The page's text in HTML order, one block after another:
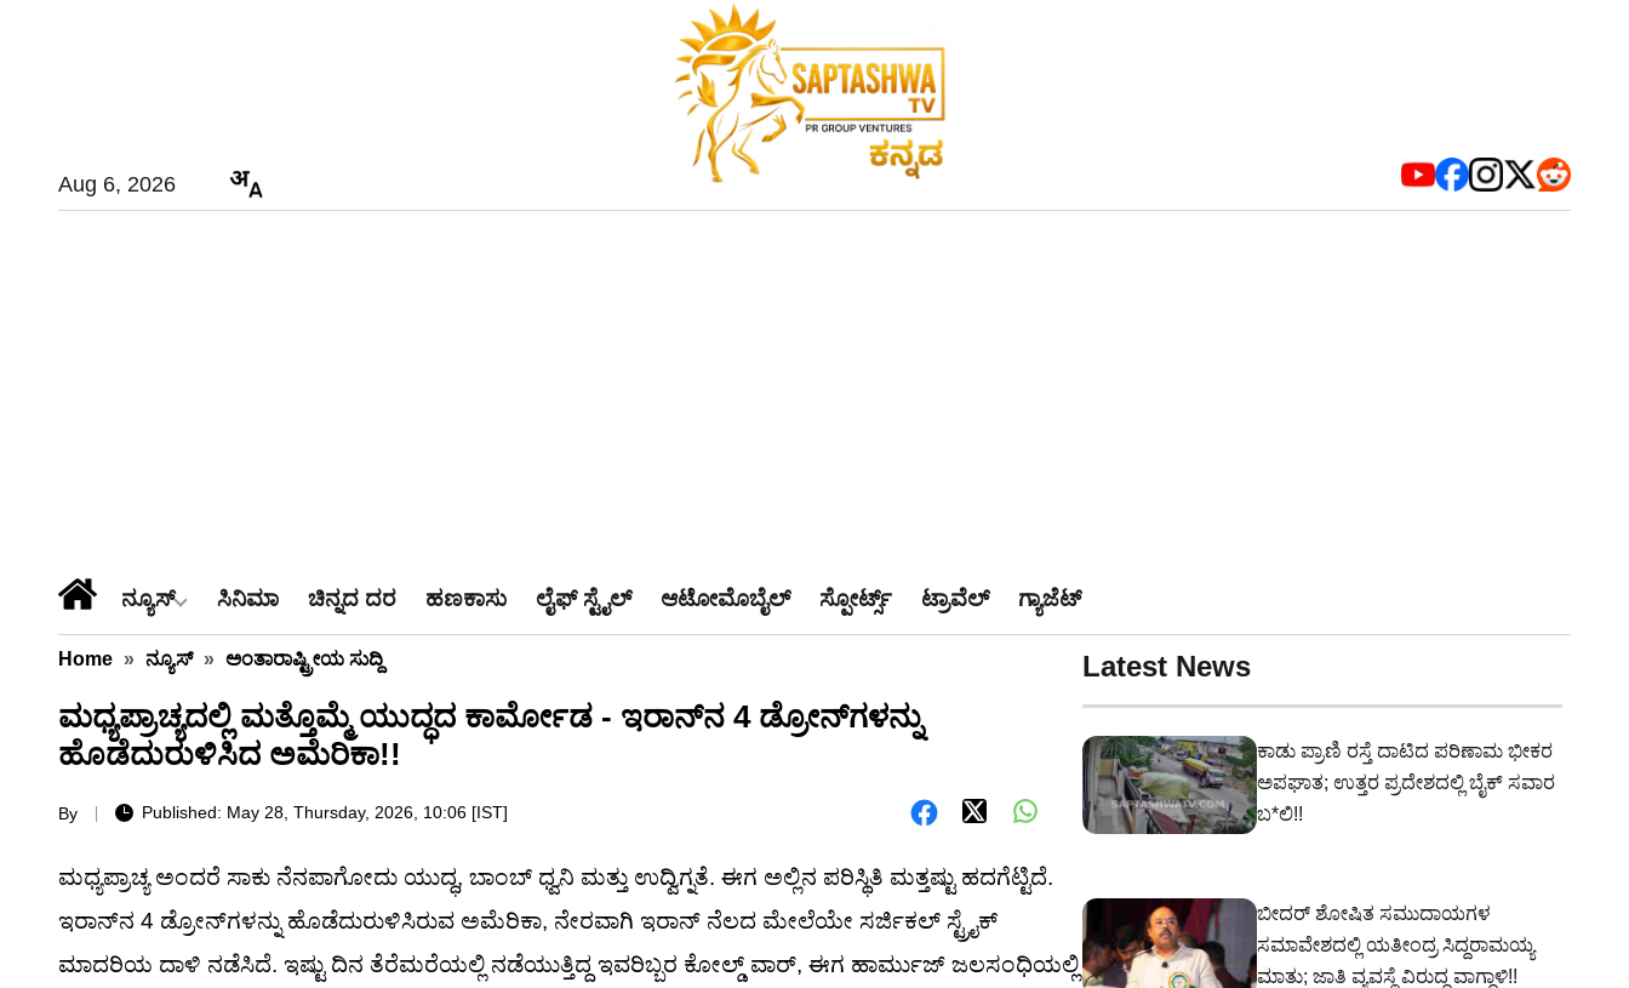
Aug 6, 2026
ನ್ಯೂಸ್ ಸಿನಿಮಾ ಚಿನ್ನದ ದರ ಹಣಕಾಸು ಲೈಫ್ ಸ್ಟೈಲ್ ಆಟೋಮೊಬೈಲ್ ಸ್ಪೋರ್ಟ್ಸ್ ಟ್ರಾವೆಲ್ ಗ್ಯಾಜೆಟ್
Home » ನ್ಯೂಸ್ » ಅಂತಾರಾಷ್ಟ್ರೀಯ ಸುದ್ದಿ
ಮಧ್ಯಪ್ರಾಚ್ಯದಲ್ಲಿ ಮತ್ತೊಮ್ಮೆ ಯುದ್ಧದ ಕಾರ್ಮೋಡ - ಇರಾನ್‌ನ 4 ಡ್ರೋನ್‌ಗಳನ್ನು
ಹೊಡೆದುರುಳಿಸಿದ ಅಮೆರಿಕಾ!!
By Published: May 28, Thursday, 2026, 10:06 [IST]
ಮಧ್ಯಪ್ರಾಚ್ಯ ಅಂದರೆ ಸಾಕು ನೆನಪಾಗೋದು ಯುದ್ಧ, ಬಾಂಬ್ ಧ್ವನಿ ಮತ್ತು ಉದ್ವಿಗ್ನತೆ. ಈಗ ಅಲ್ಲಿನ ಪರಿಸ್ಥಿತಿ ಮತ್ತಷ್ಟು ಹದಗೆಟ್ಟಿದೆ.
ಇರಾನ್‌ನ 4 ಡ್ರೋನ್‌ಗಳನ್ನು ಹೊಡೆದುರುಳಿಸಿರುವ ಅಮೆರಿಕಾ, ನೇರವಾಗಿ ಇರಾನ್ ನೆಲದ ಮೇಲೆಯೇ ಸರ್ಜಿಕಲ್ ಸ್ಟ್ರೈಕ್
ಮಾದರಿಯ ದಾಳಿ ನಡೆಸಿದೆ. ಇಷ್ಟು ದಿನ ತೆರೆಮರೆಯಲ್ಲಿ ನಡೆಯುತ್ತಿದ್ದ ಇವರಿಬ್ಬರ ಕೋಲ್ಡ್ ವಾರ್, ಈಗ ಹಾರ್ಮುಜ್ ಜಲಸಂಧಿಯಲ್ಲಿ
Latest News
ಕಾಡು ಪ್ರಾಣಿ ರಸ್ತೆ ದಾಟಿದ ಪರಿಣಾಮ ಭೀಕರ
ಅಪಘಾತ; ಉತ್ತರ ಪ್ರದೇಶದಲ್ಲಿ ಬೈಕ್ ಸವಾರ
ಬ*ಲಿ!!
ಬೀದರ್ ಶೋಷಿತ ಸಮುದಾಯಗಳ
ಸಮಾವೇಶದಲ್ಲಿ ಯತೀಂದ್ರ ಸಿದ್ದರಾಮಯ್ಯ
ಮಾತು; ಜಾತಿ ವ್ಯವಸ್ಥೆ ವಿರುದ್ಧ ವಾಗ್ದಾಳಿ!!